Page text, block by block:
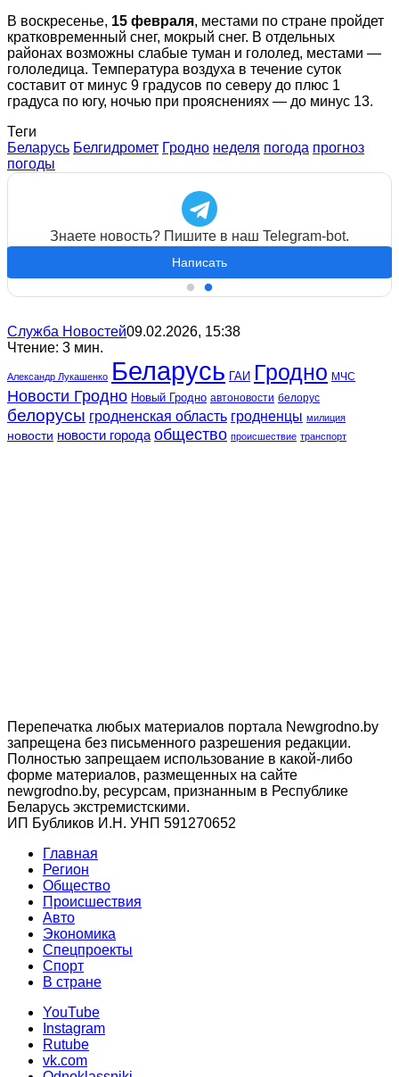
В воскресенье, 15 февраля, местами по стране пройдет
кратковременный снег, мокрый снег. В отдельных
районах возможны слабые туман и гололед, местами —
гололедица. Температура воздуха в течение суток
составит от минус 9 градусов по северу до плюс 1
градуса по югу, ночью при прояснениях — до минус 13.
Теги
Беларусь Белгидромет Гродно неделя погода прогноз
погоды
Знаете новость? Пишите в наш Telegram-bot.
Написать
Служба Новостей09.02.2026, 15:38
Чтение: 3 мин.
Александр Лукашенко Беларусь ГАИ Гродно МЧС
Новости Гродно Новый Гродно автоновости белорус
белорусы гродненская область гродненцы милиция
новости новости города общество происшествие транспорт
Перепечатка любых материалов портала Newgrodno.by
запрещена без письменного разрешения редакции.
Полностью запрещаем использование в какой-либо
форме материалов, размещенных на сайте
newgrodno.by, ресурсам, признанным в Республике
Беларусь экстремистскими.
ИП Бубликов И.Н. УНП 591270652
Главная
Регион
Общество
Происшествия
Авто
Экономика
Спецпроекты
Cпорт
В стране
YouTube
Instagram
Rutube
vk.com